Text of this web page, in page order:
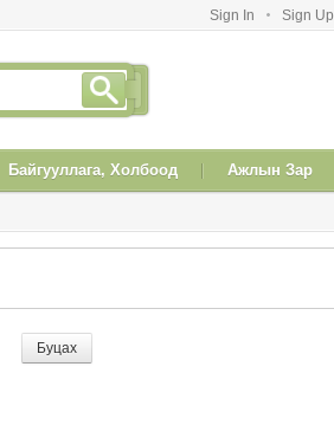
Sign In Sign Up
Байгууллага, Холбоод Ажлын Зар
Буцах